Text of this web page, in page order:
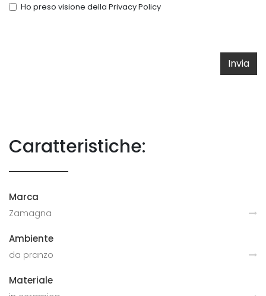
Ho preso visione della Privacy Policy
Invia
Caratteristiche:
Marca
Zamagna
Ambiente
da pranzo
Materiale